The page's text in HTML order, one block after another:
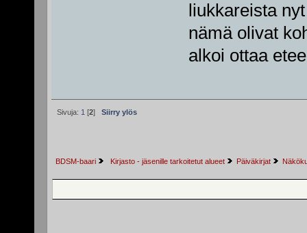
liukkareista
nämä olivat
alkoi ottaa
Sivuja: 1 [2] Siirry ylös
BDSM-baari Kirjasto - jäsenille tarkoitetut alueet Päiväkirjat